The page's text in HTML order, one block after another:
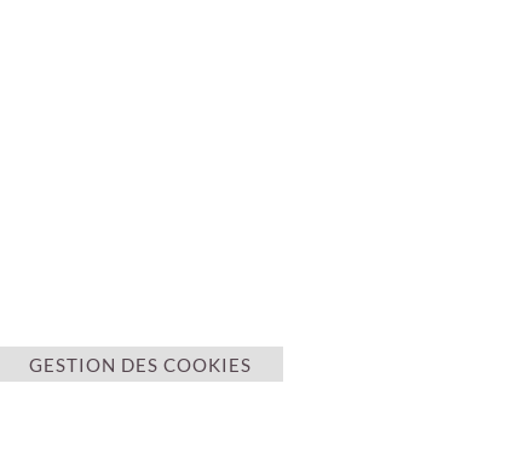
GESTION DES COOKIES